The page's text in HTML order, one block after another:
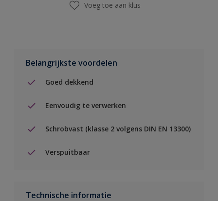
Voeg toe aan klus
Belangrijkste voordelen
Goed dekkend
Eenvoudig te verwerken
Schrobvast (klasse 2 volgens DIN EN 13300)
Verspuitbaar
Technische informatie